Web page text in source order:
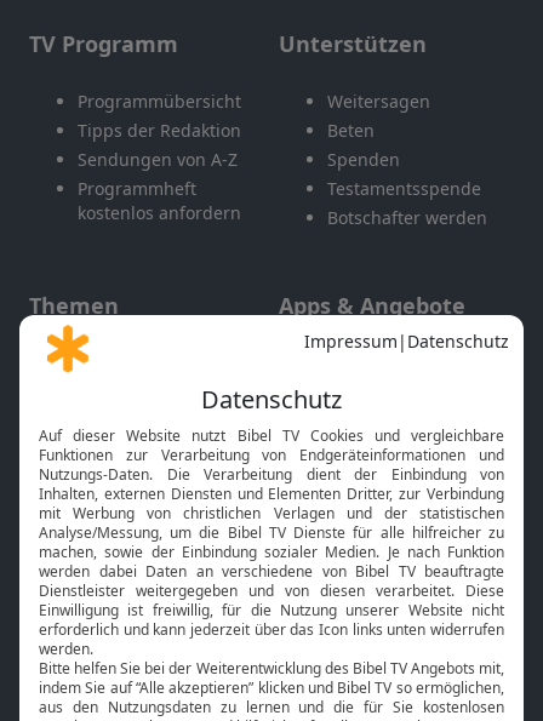
TV Programm
Programmübersicht
Tipps der Redaktion
Sendungen von A-Z
Programmheft
kostenlos anfordern
Unterstützen
Weitersagen
Beten
Spenden
Testamentsspende
Botschafter werden
Themen
Gott und Bibel erklärt
Neuigkeiten
Apps & Angebote
Mobile App
Smart TV
HbbTV
Bibelthek Online-Bibel
Nächster Gottesdienst
Bibel TV
Über uns
Jobs
Service
Kontakt
TV-Empfang